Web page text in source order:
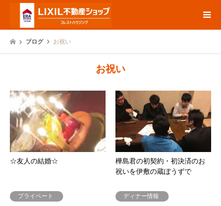
ブログ お祝い
お祝い
☆友人の結婚☆
プライベート
樺島君の初契約・初決済のお
祝いを伊敷の蔵ぼうずで
ディナー情報